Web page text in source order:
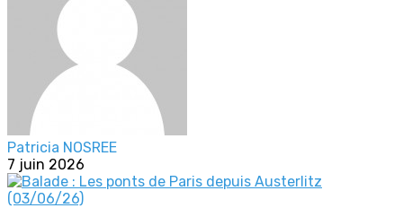
Patricia NOSREE
7 juin 2026